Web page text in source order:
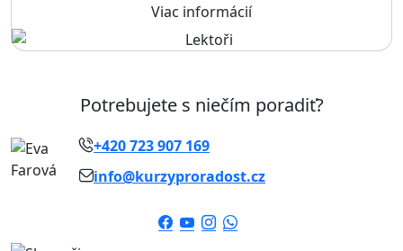
Viac informácií
Potrebujete s niečím poradiť?
+420 723 907 169
info@kurzyproradost.cz